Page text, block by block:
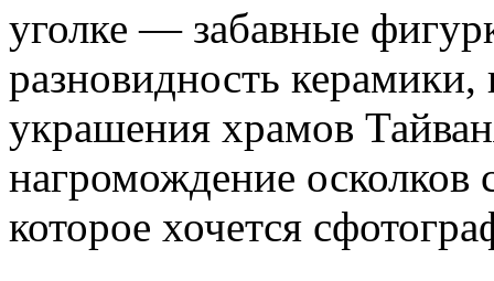
уголке — забавные
разновидность
украшения храмов
нагромождение осколков
которое хочется